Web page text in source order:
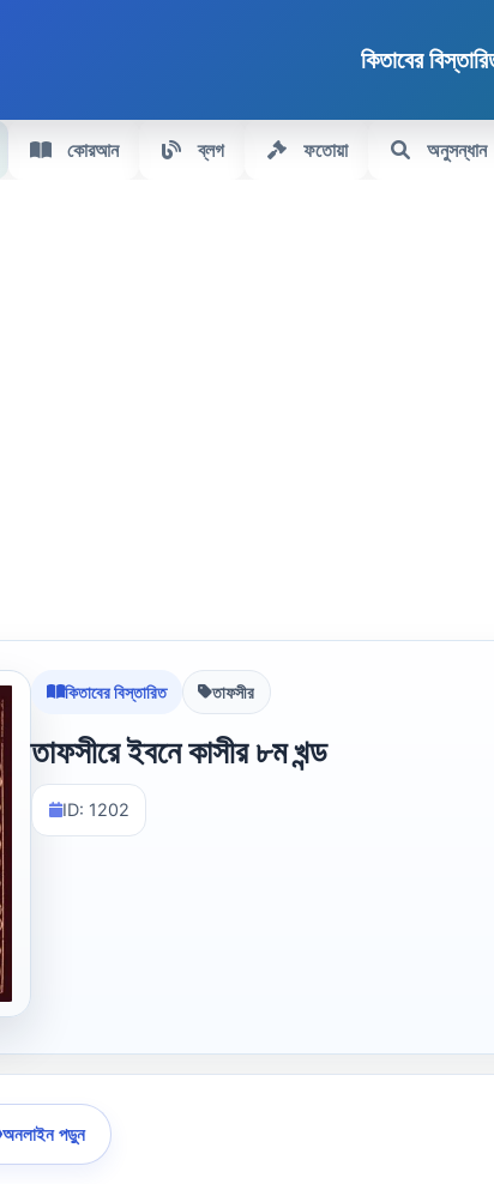
কিতাবের
কোরআন ব্লগ ফতোয়া অনুসন্ধান
কিতাবের বিস্তারিত তাফসীর
তাফসীরে ইবনে কাসীর ৮ম খন্ড
ID: 1202
অনলাইন পড়ুন